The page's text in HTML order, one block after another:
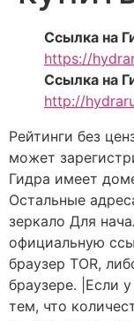
Ссылка на
https://
Ссылка на
http://
Рейтинги без
может
Гидра имеет
Остальные
зеркало Для
официальную
браузер TOR,
браузере. |Если
тем, что